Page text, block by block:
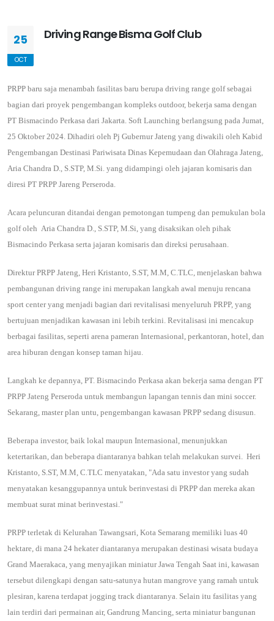
25
OCT
Driving Range Bisma Golf Club
PRPP baru saja menambah fasilitas baru berupa driving range golf sebagai
bagian dari proyek pengembangan kompleks outdoor, bekerja sama dengan
PT Bismacindo Perkasa dari Jakarta. Soft Launching berlangsung pada Jumat,
25 Oktober 2024. Dihadiri oleh Pj Gubernur Jateng yang diwakili oleh Kabid
Pengembangan Destinasi Pariwisata Dinas Kepemudaan dan Olahraga Jateng,
Aria Chandra D., S.STP, M.Si. yang didampingi oleh jajaran komisaris dan
diresi PT PRPP Jareng Perseroda.
Acara peluncuran ditandai dengan pemotongan tumpeng dan pemukulan bola
golf oleh Aria Chandra D., S.STP, M.Si, yang disaksikan oleh pihak
Bismacindo Perkasa serta jajaran komisaris dan direksi perusahaan.
Direktur PRPP Jateng, Heri Kristanto, S.ST, M.M, C.TLC, menjelaskan bahwa
pembangunan driving range ini merupakan langkah awal menuju rencana
sport center yang menjadi bagian dari revitalisasi menyeluruh PRPP, yang
bertujuan menjadikan kawasan ini lebih terkini. Revitalisasi ini mencakup
berbagai fasilitas, seperti arena pameran Internasional, perkantoran, hotel, dan
area hiburan dengan konsep taman hijau.
Langkah ke depannya, PT. Bismacindo Perkasa akan bekerja sama dengan PT
PRPP Jateng Perseroda untuk membangun lapangan tennis dan mini soccer.
Sekarang, master plan untu, pengembangan kawasan PRPP sedang disusun.
Beberapa investor, baik lokal maupun Internasional, menunjukkan
ketertarikan, dan beberapa diantaranya bahkan telah melakukan survei. Heri
Kristanto, S.ST, M.M, C.TLC menyatakan, "Ada satu investor yang sudah
menyatakan kesanggupannya untuk berinvestasi di PRPP dan mereka akan
membuat surat minat berinvestasi."
PRPP terletak di Kelurahan Tawangsari, Kota Semarang memiliki luas 40
hektare, di mana 24 hekater diantaranya merupakan destinasi wisata budaya
Grand Maerakaca, yang menyajikan miniatur Jawa Tengah Saat ini, kawasan
tersebut dilengkapi dengan satu-satunya hutan mangrove yang ramah untuk
plesiran, karena terdapat jogging track diantaranya. Selain itu fasilitas yang
lain terdiri dari permainan air, Gandrung Mancing, serta miniatur bangunan